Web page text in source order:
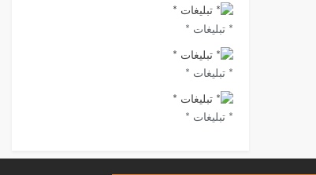
* تبلیغات *
* تبلیغات *
* تبلیغات *